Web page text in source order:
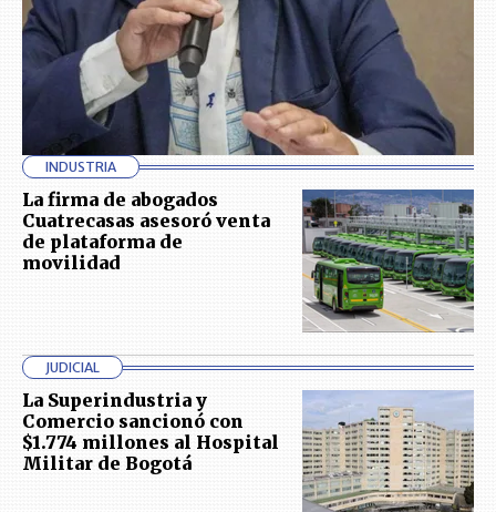
INDUSTRIA
La firma de abogados
Cuatrecasas asesoró venta
de plataforma de
movilidad
JUDICIAL
La Superindustria y
Comercio sancionó con
$1.774 millones al Hospital
Militar de Bogotá